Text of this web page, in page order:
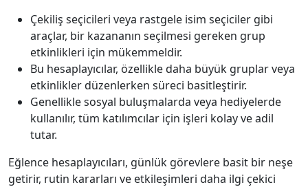
Çekiliş seçicileri veya rastgele isim seçiciler gibi
araçlar, bir kazananın seçilmesi gereken grup
etkinlikleri için mükemmeldir.
Bu hesaplayıcılar, özellikle daha büyük gruplar veya
etkinlikler düzenlerken süreci basitleştirir.
Genellikle sosyal buluşmalarda veya hediyelerde
kullanılır, tüm katılımcılar için işleri kolay ve adil
tutar.
Eğlence hesaplayıcıları, günlük görevlere basit bir neşe
getirir, rutin kararları ve etkileşimleri daha ilgi çekici